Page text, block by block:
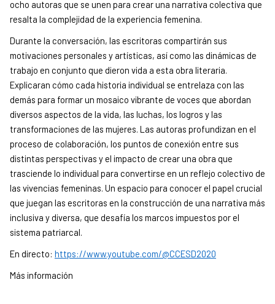
ocho autoras que se unen para crear una narrativa colectiva que
resalta la complejidad de la experiencia femenina.
Durante la conversación, las escritoras compartirán sus
motivaciones personales y artísticas, así como las dinámicas de
trabajo en conjunto que dieron vida a esta obra literaria.
Explicaran cómo cada historia individual se entrelaza con las
demás para formar un mosaico vibrante de voces que abordan
diversos aspectos de la vida, las luchas, los logros y las
transformaciones de las mujeres. Las autoras profundizan en el
proceso de colaboración, los puntos de conexión entre sus
distintas perspectivas y el impacto de crear una obra que
trasciende lo individual para convertirse en un reflejo colectivo de
las vivencias femeninas. Un espacio para conocer el papel crucial
que juegan las escritoras en la construcción de una narrativa más
inclusiva y diversa, que desafía los marcos impuestos por el
sistema patriarcal.
En directo: https://www.youtube.com/@CCESD2020
Más información